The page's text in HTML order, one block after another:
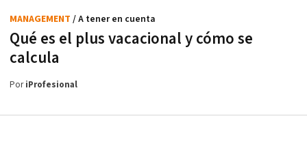
Qué es el plus vacacional y cómo se
calcula
MANAGEMENT / A tener en cuenta
PoriProfesional